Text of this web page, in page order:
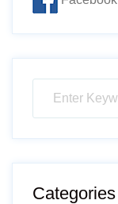
Categories